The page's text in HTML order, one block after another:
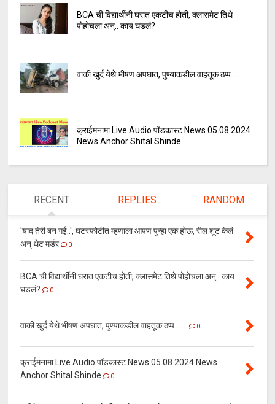
BCA ची विद्यार्थीनी घरात एकटीच होती, क्लासमेट तिथे
पोहोचला अन्.. काय घडलं?
वाकी खुर्द येथे भीषण अपघात, पुण्याकडील वाहतूक ठप्प.......
क्राईमनामा Live Audio पॉडकास्ट News 05.08.2024
News Anchor Shital Shinde
RECENT REPLIES RANDOM
'याद तेरी बन गई..', घटस्फोटीत म्हणाला आपण पुन्हा एक होऊ, रील शूट केलं
अन् थेट मर्डर
0
BCA ची विद्यार्थीनी घरात एकटीच होती, क्लासमेट तिथे पोहोचला अन्.. काय
घडलं?
0
वाकी खुर्द येथे भीषण अपघात, पुण्याकडील वाहतूक ठप्प....... 0
क्राईमनामा Live Audio पॉडकास्ट News 05.08.2024 News
Anchor Shital Shinde
0